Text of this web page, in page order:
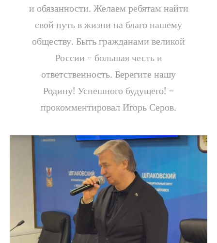
и обязанности. Желаем ребятам найти
свой путь в жизни на благо нашему
обществу. Быть гражданами великой
России - большая честь и
ответственность. Берегите нашу
Родину! Успешного будущего! –
прокомментировал Игорь Серов.